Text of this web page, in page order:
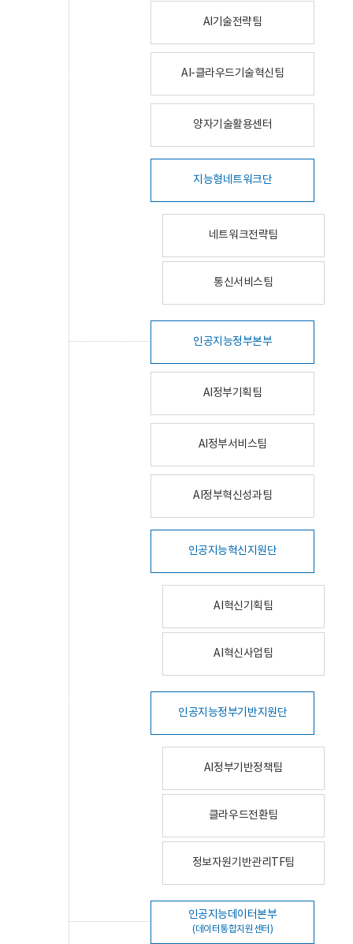
AI기술전략팀
AI-클라우드기술혁신팀
양자기술활용센터
지능형네트워크단
네트워크전략팀
통신서비스팀
인공지능정부본부
AI정부기획팀
AI정부서비스팀
AI정부혁신성과팀
인공지능혁신지원단
AI혁신기획팀
AI혁신사업팀
인공지능정부기반지원단
AI정부기반정책팀
클라우드전환팀
정보자원기반관리TF팀
인공지능데이터본부
(데이터통합지원센터)